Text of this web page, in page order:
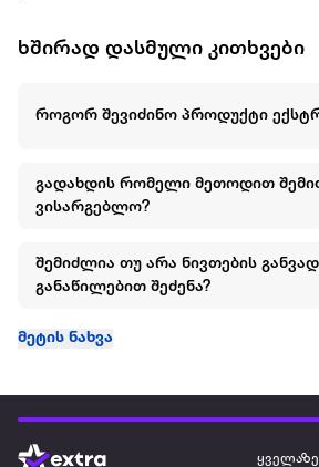
ხშირად დასმული კითხვები
როგორ შევიძინო პროდუქტი
გადახდის რომელი მეთოდით
ვისარგებლო?
შემიძლია თუ არა ნივთების
განაწილებით შეძენა?
მეტის ნახვა